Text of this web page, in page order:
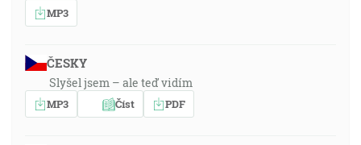
MP3
ČESKY
Slyšel jsem – ale teď vidím
MP3 Číst PDF